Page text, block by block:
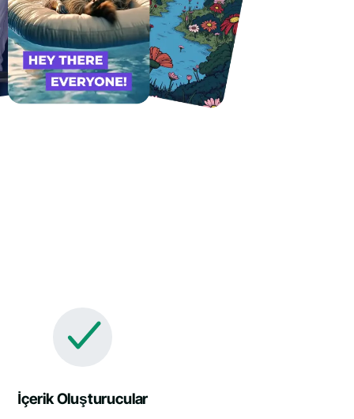
İçerik Oluşturucular